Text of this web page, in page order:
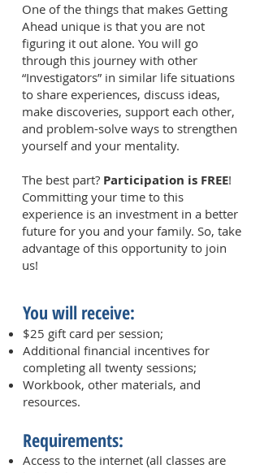
One of the things that makes Getting
Ahead unique is that you are not
figuring it out alone. You will go
through this journey with other
“Investigators” in similar life situations
to share experiences, discuss ideas,
make discoveries, support each other,
and problem-solve ways to strengthen
yourself and your mentality.
The best part? Participation is FREE!
Committing your time to this
experience is an investment in a better
future for you and your family. So, take
advantage of this opportunity to join
us!
You will receive:
$25 gift card per session;
Additional financial incentives for
completing all twenty sessions;
Workbook, other materials, and
resources.
Requirements:
Access to the internet (all classes are